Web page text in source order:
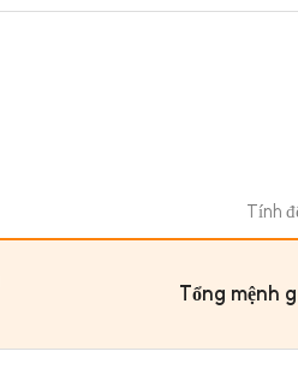
Tính
Tổng mệnh